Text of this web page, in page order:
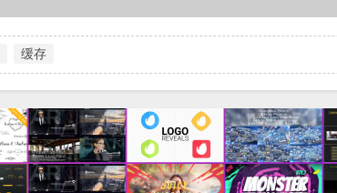
缓存